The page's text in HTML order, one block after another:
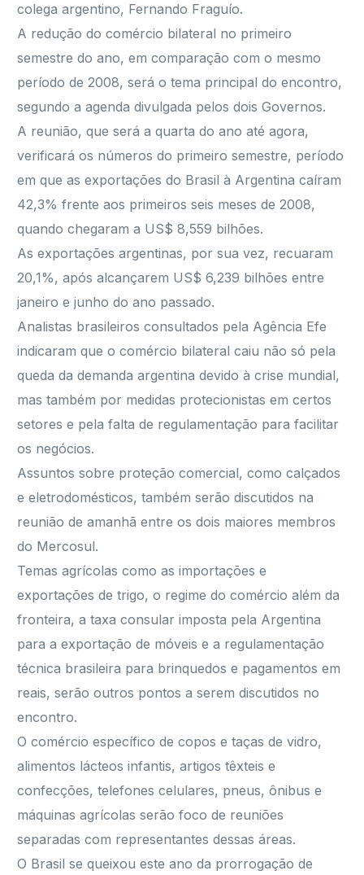
colega argentino, Fernando Fraguío.
A redução do comércio bilateral no primeiro
semestre do ano, em comparação com o mesmo
período de 2008, será o tema principal do encontro,
segundo a agenda divulgada pelos dois Governos.
A reunião, que será a quarta do ano até agora,
verificará os números do primeiro semestre, período
em que as exportações do Brasil à Argentina caíram
42,3% frente aos primeiros seis meses de 2008,
quando chegaram a US$ 8,559 bilhões.
As exportações argentinas, por sua vez, recuaram
20,1%, após alcançarem US$ 6,239 bilhões entre
janeiro e junho do ano passado.
Analistas brasileiros consultados pela Agência Efe
indicaram que o comércio bilateral caiu não só pela
queda da demanda argentina devido à crise mundial,
mas também por medidas protecionistas em certos
setores e pela falta de regulamentação para facilitar
os negócios.
Assuntos sobre proteção comercial, como calçados
e eletrodomésticos, também serão discutidos na
reunião de amanhã entre os dois maiores membros
do Mercosul.
Temas agrícolas como as importações e
exportações de trigo, o regime do comércio além da
fronteira, a taxa consular imposta pela Argentina
para a exportação de móveis e a regulamentação
técnica brasileira para brinquedos e pagamentos em
reais, serão outros pontos a serem discutidos no
encontro.
O comércio específico de copos e taças de vidro,
alimentos lácteos infantis, artigos têxteis e
confecções, telefones celulares, pneus, ônibus e
máquinas agrícolas serão foco de reuniões
separadas com representantes dessas áreas.
O Brasil se queixou este ano da prorrogação de